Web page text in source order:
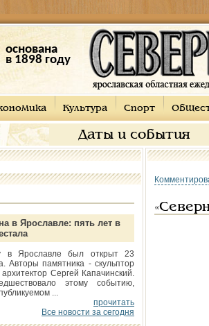
основана
в 1898 году
Культура Спорт
Даты и события
в Ярославле: пять лет в
в Ярославле был открыт 23
Авторы памятника - скульптор
Сергей Капачинский.
этому событию,
...
прочитать
Все новости за сегодня